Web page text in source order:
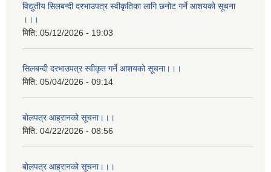
विद्युतीय सिलबन्दी दरभाउपत्र स्वीकृतिका लागि छनोट गर्ने आशयको सूचना
।।।
मिति: 05/12/2026 - 19:03
सिलबन्दी दरभाउपत्र स्वीकृत गर्ने आशयको सूचना।।।
मिति: 05/04/2026 - 09:14
बोलपत्र आह्रानको सूचना।।।
मिति: 04/22/2026 - 08:56
बोलपत्र आह्रानको सूचना।।।